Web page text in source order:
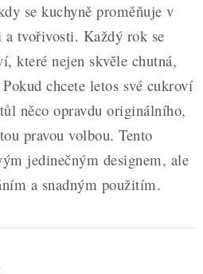
se kuchyně proměňuje v
tvořivosti. Každý rok se
které nejen skvěle chutná,
chcete letos své cukroví
něco opravdu originálního,
pravou volbou. Tento
jedinečným designem, ale
a snadným použitím.